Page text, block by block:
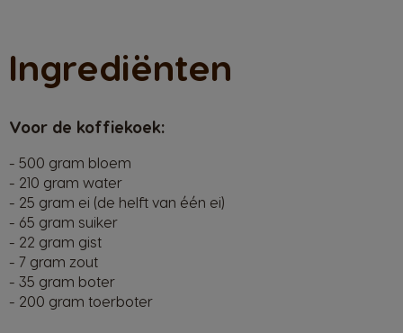
Ingrediënten
Voor de koffiekoek:
- 500 gram bloem
- 210 gram water
- 25 gram ei (de helft van één ei)
- 65 gram suiker
- 22 gram gist
- 7 gram zout
- 35 gram boter
- 200 gram toerboter